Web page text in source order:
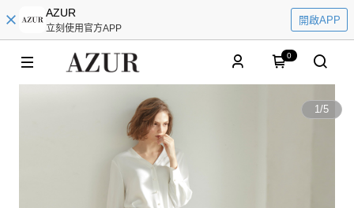
AZUR
立刻使用官方APP
開啟APP
0
1/5